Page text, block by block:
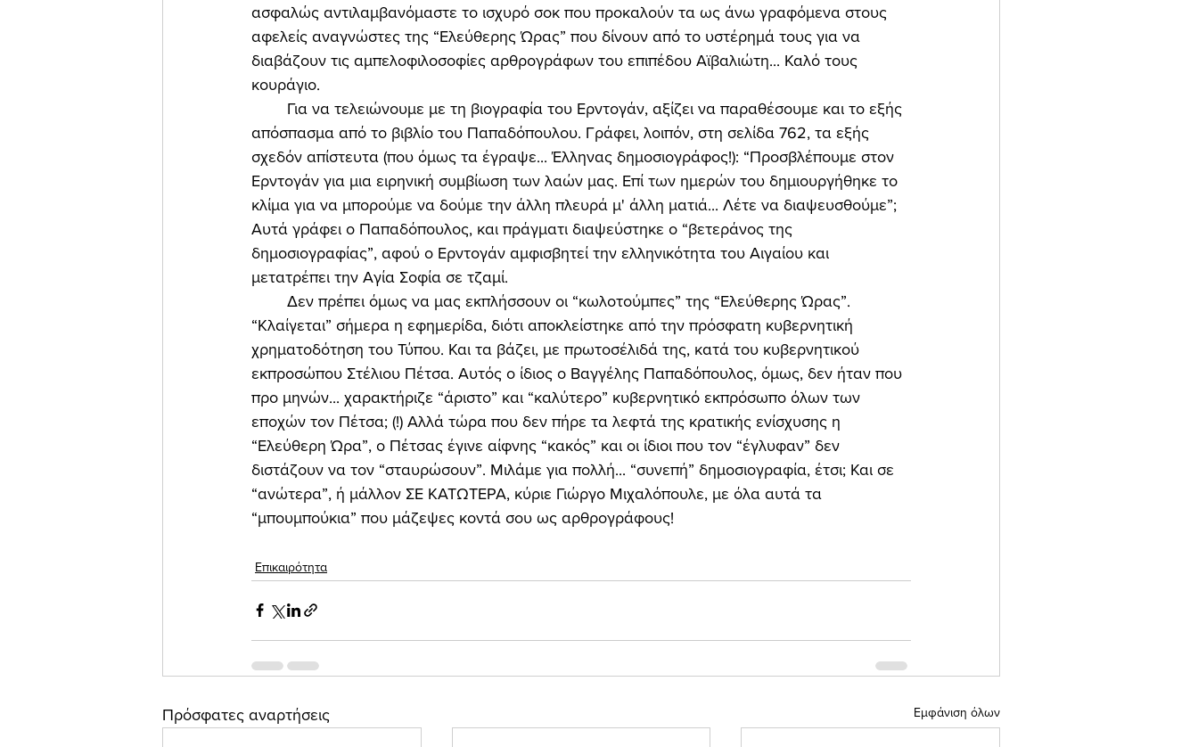
ασφαλώς αντιλαμβανόμαστε το ισχυρό σοκ που προκαλούν τα ως άνω γραφόμενα στους
αφελείς αναγνώστες της “Ελεύθερης Ώρας” που δίνουν από το υστέρημά τους για να
διαβάζουν τις αμπελοφιλοσοφίες αρθρογράφων του επιπέδου Αϊβαλιώτη... Καλό τους
κουράγιο.
απόσπασμα από το βιβλίο του Παπαδόπουλου. Γράφει, λοιπόν, στη σελίδα 762, τα εξής
σχεδόν απίστευτα (που όμως τα έγραψε... Έλληνας δημοσιογράφος!): “Προσβλέπουμε στον
Ερντογάν για μια ειρηνική συμβίωση των λαών μας. Επί των ημερών του δημιουργήθηκε το
κλίμα για να μπορούμε να δούμε την άλλη πλευρά μ' άλλη ματιά... Λέτε να διαψευσθούμε”;
Αυτά γράφει ο Παπαδόπουλος, και πράγματι διαψεύστηκε ο “βετεράνος της
δημοσιογραφίας”, αφού ο Ερντογάν αμφισβητεί την ελληνικότητα του Αιγαίου και
μετατρέπει την Αγία Σοφία σε τζαμί.
“Κλαίγεται” σήμερα η εφημερίδα, διότι αποκλείστηκε από την πρόσφατη κυβερνητική
χρηματοδότηση του Τύπου. Και τα βάζει, με πρωτοσέλιδά της, κατά του κυβερνητικού
εκπροσώπου Στέλιου Πέτσα. Αυτός ο ίδιος ο Βαγγέλης Παπαδόπουλος, όμως, δεν ήταν που
προ μηνών... χαρακτήριζε “άριστο” και “καλύτερο” κυβερνητικό εκπρόσωπο όλων των
εποχών τον Πέτσα; (!) Αλλά τώρα που δεν πήρε τα λεφτά της κρατικής ενίσχυσης η
“Ελεύθερη Ώρα”, ο Πέτσας έγινε αίφνης “κακός” και οι ίδιοι που τον “έγλυφαν” δεν
διστάζουν να τον “σταυρώσουν”. Μιλάμε για πολλή... “συνεπή” δημοσιογραφία, έτσι; Και σε
“ανώτερα”, ή μάλλον ΣΕ ΚΑΤΩΤΕΡΑ, κύριε Γιώργο Μιχαλόπουλε, με όλα αυτά τα
“μπουμπούκια” που μάζεψες κοντά σου ως αρθρογράφους!
Επικαιρότητα
Πρόσφατες αναρτήσεις Εμφάνιση όλων